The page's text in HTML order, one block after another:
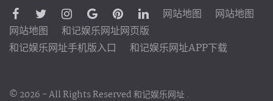
网站地图
网站地图
网站地图
和记娱乐网址网页版
和记娱乐网址手机版入口
和记娱乐网址APP下载
© 2026 - All Rights Reserved和记娱乐网址.